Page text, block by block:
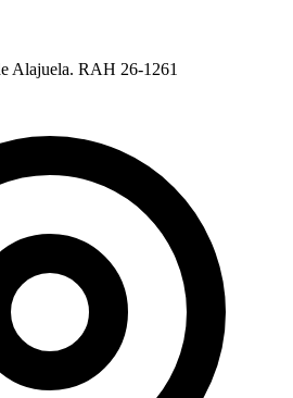
Alajuela. RAH 26-1261